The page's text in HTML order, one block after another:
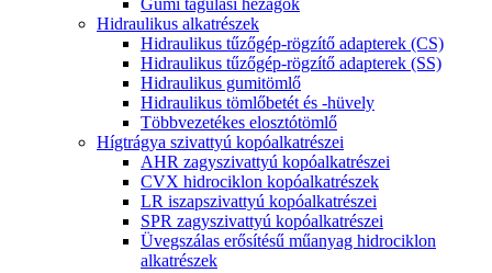
Gumi tágulási hézagok
Hidraulikus alkatrészek
Hidraulikus tűzőgép-rögzítő adapterek (CS)
Hidraulikus tűzőgép-rögzítő adapterek (SS)
Hidraulikus gumitömlő
Hidraulikus tömlőbetét és -hüvely
Többvezetékes elosztótömlő
Hígtrágya szivattyú kopóalkatrészei
AHR zagyszivattyú kopóalkatrészei
CVX hidrociklon kopóalkatrészek
LR iszapszivattyú kopóalkatrészei
SPR zagyszivattyú kopóalkatrészei
Üvegszálas erősítésű műanyag hidrociklon
alkatrészek